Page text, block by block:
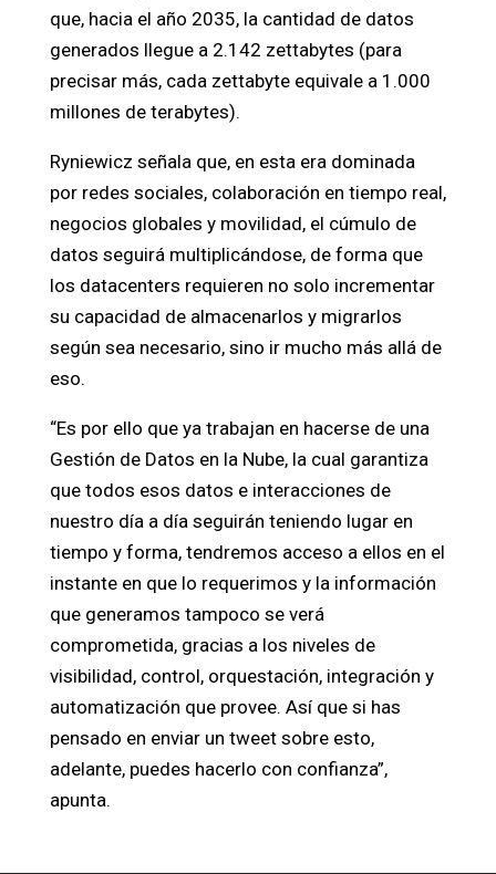
que, hacia el año 2035, la cantidad de datos
generados llegue a 2.142 zettabytes (para
precisar más, cada zettabyte equivale a 1.000
millones de terabytes).
Ryniewicz señala que, en esta era dominada
por redes sociales, colaboración en tiempo real,
negocios globales y movilidad, el cúmulo de
datos seguirá multiplicándose, de forma que
los datacenters requieren no solo incrementar
su capacidad de almacenarlos y migrarlos
según sea necesario, sino ir mucho más allá de
eso.
“Es por ello que ya trabajan en hacerse de una
Gestión de Datos en la Nube, la cual garantiza
que todos esos datos e interacciones de
nuestro día a día seguirán teniendo lugar en
tiempo y forma, tendremos acceso a ellos en el
instante en que lo requerimos y la información
que generamos tampoco se verá
comprometida, gracias a los niveles de
visibilidad, control, orquestación, integración y
automatización que provee. Así que si has
pensado en enviar un tweet sobre esto,
adelante, puedes hacerlo con confianza”,
apunta.